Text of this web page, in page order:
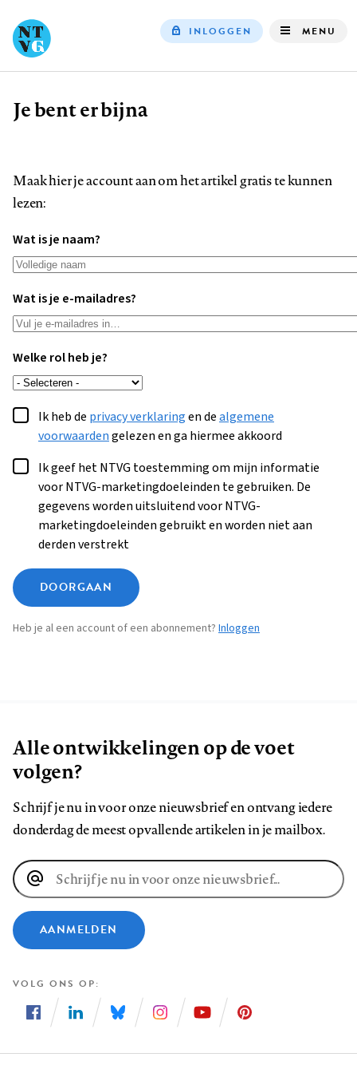
INLOGGEN MENU
Kruimelpad
Je bent er bijna
Maak hier je account aan om het artikel gratis te kunnen
lezen:
Wat is je naam?
Wat is je e-mailadres?
Welke rol heb je?
Ik heb de privacy verklaringen dealgemene
voorwaardengelezen en ga hiermee akkoord
Ik geef het NTVG toestemming om mijn informatie
voor NTVG-marketingdoeleinden te gebruiken. De
gegevens worden uitsluitend voor NTVG-
marketingdoeleinden gebruikt en worden niet aan
derden verstrekt
DOORGAAN
Heb je al een account of een abonnement? Inloggen
Alle ontwikkelingen op de voet
volgen?
Schrijf je nu in voor onze nieuwsbrief en ontvang iedere
donderdag de meest opvallende artikelen in je mailbox.
E-
mailadres
AANMELDEN
VOLG ONS OP
ons
ons
ons
ons
ons
ons